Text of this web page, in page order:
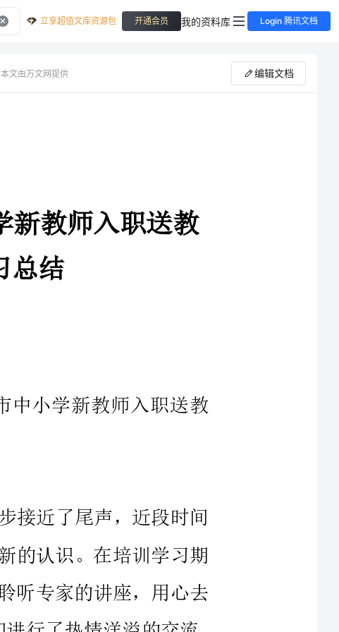
立享超值文库资源包 开通会员 我的资料库 Login 腾讯文档
本文由万文网提供 编辑文档
短暂的学习随着时间渐行渐远的脚步接近了尾声，近段时间
及时撰写了研修日志，上交作业。经过这一阶段的国培学习，
我明确了厚实文化底蕴、提高专业素养的重要性，提高了思